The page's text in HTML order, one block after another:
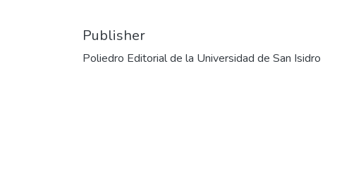
Publisher
Poliedro Editorial de la Universidad de San Isidro